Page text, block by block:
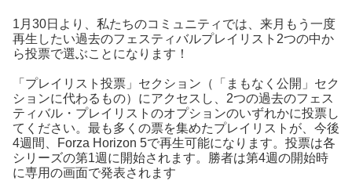
1月30日より、私たちのコミュニティでは、来月もう一度
再生したい過去のフェスティバルプレイリスト2つの中か
ら投票で選ぶことになります！
「プレイリスト投票」セクション（「まもなく公開」セク
ションに代わるもの）にアクセスし、2つの過去のフェス
ティバル・プレイリストのオプションのいずれかに投票し
てください。最も多くの票を集めたプレイリストが、今後
4週間、Forza Horizon 5で再生可能になります。投票は各
シリーズの第1週に開始されます。勝者は第4週の開始時
に専用の画面で発表されます